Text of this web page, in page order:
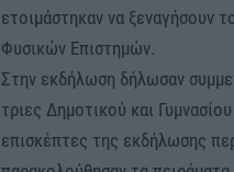
ετοιμάστηκαν να ξεναγήσουν
Φυσικών Επιστημών.
Στην εκδήλωση δήλωσαν
τριες Δημοτικού και
επισκέπτες της εκδήλωσης